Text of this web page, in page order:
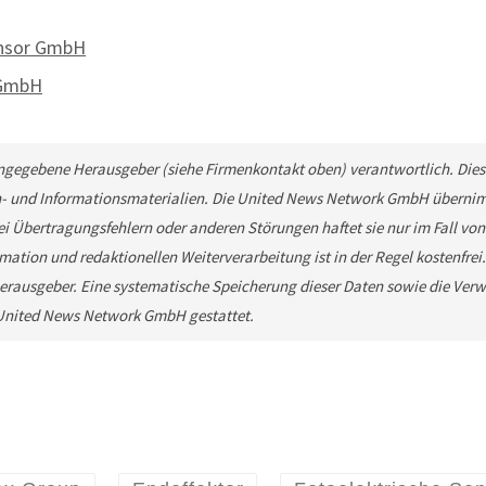
GmbH
Herausgeber (siehe Firmenkontakt oben) verantwortlich.
und Informationsmaterialien. Die United News Network GmbH
oder anderen Störungen haftet sie nur im Fall
und redaktionellen Weiterverarbeitung ist in der Regel
Eine systematische Speicherung dieser Daten sowie die
News Network GmbH gestattet.